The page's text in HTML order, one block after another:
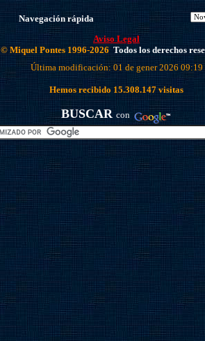
Navegación rápida
Aviso Legal
© Miquel Pontes 1996-2026 Todos los derechos
Última modificación: 01 de gener 2026 09:19
Hemos recibido 15.308.147 visitas
BUSCAR con